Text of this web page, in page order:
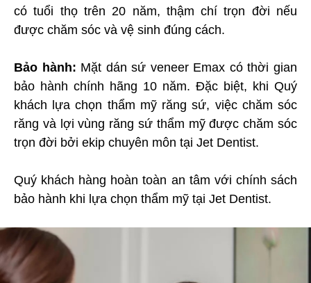
có tuổi thọ trên 20 năm, thậm chí trọn đời nếu
được chăm sóc và vệ sinh đúng cách.
Bảo hành: Mặt dán sứ veneer Emax có thời gian
bảo hành chính hãng 10 năm. Đặc biệt, khi Quý
khách lựa chọn thẩm mỹ răng sứ, việc chăm sóc
răng và lợi vùng răng sứ thẩm mỹ được chăm sóc
trọn đời bởi ekip chuyên môn tại Jet Dentist.
Quý khách hàng hoàn toàn an tâm với chính sách
bảo hành khi lựa chọn thẩm mỹ tại Jet Dentist.